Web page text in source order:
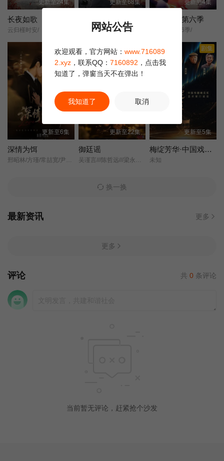
第19集 第20集 第21集
第22集 第23集 第24集
第25集 第26集 第27集
第30集
第31集
更新至24集
长夜如歌
云归槿时安/
更新至68集 更新至4集
茶啊二中 第六季
茶啊二中/第6季/
更新至6集
深情为饵
正片
更新至22集
御廷谣
剧集
更新至5集
梅绽芳华·中国戏剧梅花奖艺术家口述史
未知
换一换
最新资讯 更多
更多
评论 共 0 条评论
当前暂无评论，赶紧抢个沙发
网站公告
欢迎观看，官方网站： www.716089
2.xyz ，联系QQ： 7160892 ，点击我
知道了，弹窗当天不在弹出！
我知道了 取消